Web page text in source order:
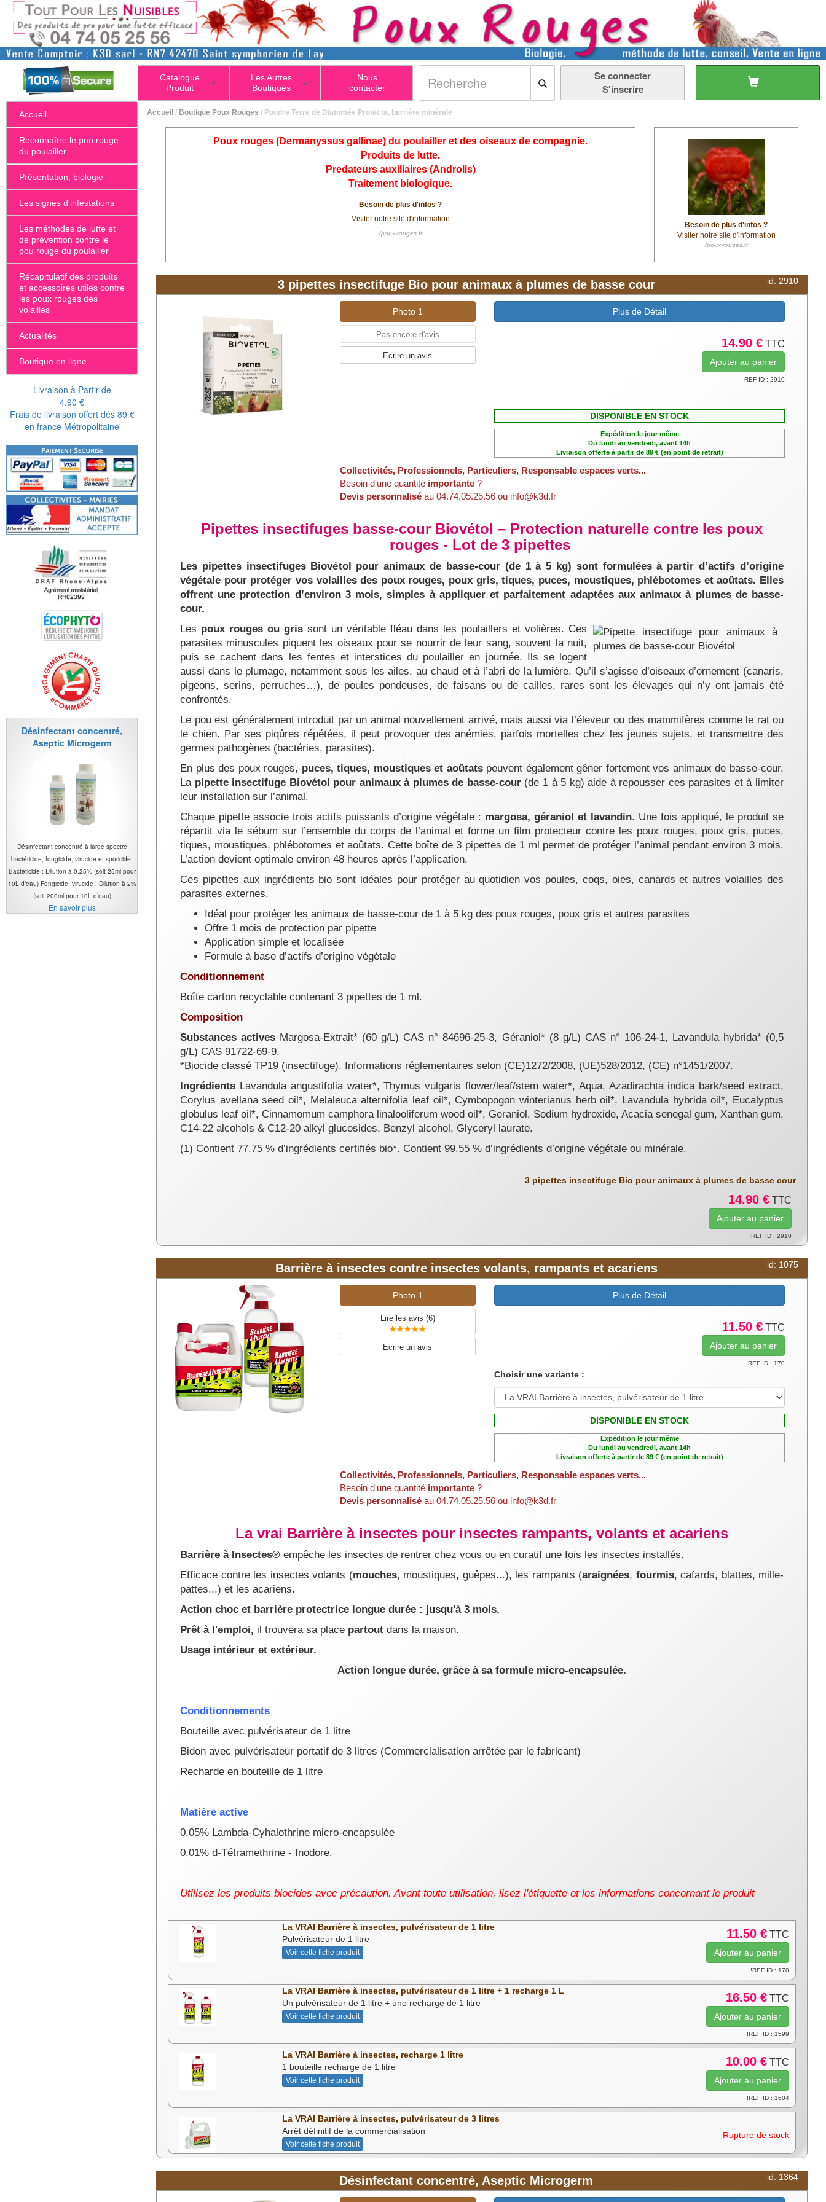
+
Catalogue
Produit
+
Les Autres
Boutiques
Nous
contacter
Se connecter
S'inscrire
Accueil
Reconnaître le pou rouge
du poulailler
Présentation, biologie
Les signes d'infestations
Les méthodes de lutte et
de prévention contre le
pou rouge du poulailler
Récapitulatif des produits
et accessoires utiles contre
les poux rouges des
volailles
Actualités
Boutique en ligne
Livraison à Partir de
4.90 €
Frais de livraison offert dés 89 €
en france Métropolitaine
Désinfectant concentré,
Aseptic Microgerm
Désinfectant concentré à large spectre
bactéricide, fongicide, virucide et sporicide.
Bactéticide : Dilution à 0.25% (soit 25ml pour
10L d’eau) Fongicide, virucide : Dilution à 2%
(soit 200ml pour 10L d’eau)
En savoir plus
Accueil / Boutique Poux Rouges / Poudre Terre de Diatomée Protecta, barrière minérale
Poux rouges (Dermanyssus gallinae) du poulailler et des oiseaux de compagnie.
Produits de lutte.
Predateurs auxiliaires (Androlis)
Traitement biologique.
Besoin de plus d'infos ?
Visiter notre site d'information
/poux-rouges.fr
Besoin de plus d'infos ?
Visiter notre site d'information
/poux-rouges.fr
id: 2910
3 pipettes insectifuge Bio pour animaux à plumes de basse cour
Photo 1
Pas encore d'avis
Ecrire un avis
Plus de Détail
14.90 € TTC
REF ID : 2910
DISPONIBLE EN STOCK
Expédition le jour même
Du lundi au vendredi, avant 14h
Livraison offerte à partir de 89 € (en point de retrait)
Collectivités, Professionnels, Particuliers, Responsable espaces verts...
Besoin d'une quantité importante?
Devis personnaliséau 04.74.05.25.56 ou info@k3d.fr
Pipettes insectifuges basse-cour Biovétol – Protection naturelle contre les poux
rouges - Lot de 3 pipettes
Les pipettes insectifuges Biovétol pour animaux de basse-cour (de 1 à 5 kg) sont formulées à partir d’actifs d’origine
végétale pour protéger vos volailles des poux rouges, poux gris, tiques, puces, moustiques, phlébotomes et aoûtats. Elles
offrent une protection d’environ 3 mois, simples à appliquer et parfaitement adaptées aux animaux à plumes de basse-
cour.
Les poux rouges ou gris sont un véritable fléau dans les poulaillers et volières. Ces
parasites minuscules piquent les oiseaux pour se nourrir de leur sang, souvent la nuit,
puis se cachent dans les fentes et interstices du poulailler en journée. Ils se logent
aussi dans le plumage, notamment sous les ailes, au chaud et à l’abri de la lumière. Qu’il s’agisse d’oiseaux d’ornement (canaris,
pigeons, serins, perruches…), de poules pondeuses, de faisans ou de cailles, rares sont les élevages qui n’y ont jamais été
confrontés.
Le pou est généralement introduit par un animal nouvellement arrivé, mais aussi via l’éleveur ou des mammifères comme le rat ou
le chien. Par ses piqûres répétées, il peut provoquer des anémies, parfois mortelles chez les jeunes sujets, et transmettre des
germes pathogènes (bactéries, parasites).
En plus des poux rouges, puces, tiques, moustiques et aoûtatspeuvent également gêner fortement vos animaux de basse-cour.
La pipette insectifuge Biovétol pour animaux à plumes de basse-cour(de 1 à 5 kg) aide à repousser ces parasites et à limiter
leur installation sur l’animal.
Chaque pipette associe trois actifs puissants d’origine végétale : margosa, géraniol et lavandin. Une fois appliqué, le produit se
répartit via le sébum sur l’ensemble du corps de l’animal et forme un film protecteur contre les poux rouges, poux gris, puces,
tiques, moustiques, phlébotomes et aoûtats. Cette boîte de 3 pipettes de 1 ml permet de protéger l’animal pendant environ 3 mois.
L’action devient optimale environ 48 heures après l’application.
Ces pipettes aux ingrédients bio sont idéales pour protéger au quotidien vos poules, coqs, oies, canards et autres volailles des
parasites externes.
Idéal pour protéger les animaux de basse-cour de 1 à 5 kg des poux rouges, poux gris et autres parasites
Offre 1 mois de protection par pipette
Application simple et localisée
Formule à base d’actifs d’origine végétale
Conditionnement
Boîte carton recyclable contenant 3 pipettes de 1 ml.
Composition
Substances actives Margosa-Extrait* (60 g/L) CAS n° 84696-25-3, Géraniol* (8 g/L) CAS n° 106-24-1, Lavandula hybrida* (0,5
g/L) CAS 91722-69-9.
*Biocide classé TP19 (insectifuge). Informations réglementaires selon (CE)1272/2008, (UE)528/2012, (CE) n°1451/2007.
Ingrédients Lavandula angustifolia water*, Thymus vulgaris flower/leaf/stem water*, Aqua, Azadirachta indica bark/seed extract,
Corylus avellana seed oil*, Melaleuca alternifolia leaf oil*, Cymbopogon winterianus herb oil*, Lavandula hybrida oil*, Eucalyptus
globulus leaf oil*, Cinnamomum camphora linalooliferum wood oil*, Geraniol, Sodium hydroxide, Acacia senegal gum, Xanthan gum,
C14-22 alcohols & C12-20 alkyl glucosides, Benzyl alcohol, Glyceryl laurate.
(1) Contient 77,75 % d’ingrédients certifiés bio*. Contient 99,55 % d’ingrédients d’origine végétale ou minérale.
3 pipettes insectifuge Bio pour animaux à plumes de basse cour
14.90 € TTC
!REF ID : 2910
id: 1075
Barrière à insectes contre insectes volants, rampants et acariens
Photo 1
Lire les avis (6)
Ecrire un avis
Plus de Détail
11.50 € TTC
REF ID : 170
Choisir une variante :
DISPONIBLE EN STOCK
Expédition le jour même
Du lundi au vendredi, avant 14h
Livraison offerte à partir de 89 € (en point de retrait)
Collectivités, Professionnels, Particuliers, Responsable espaces verts...
Besoin d'une quantité importante?
Devis personnaliséau 04.74.05.25.56 ou info@k3d.fr
La vrai Barrière à insectes pour insectes rampants, volants et acariens
Barrière à Insectes® empêche les insectes de rentrer chez vous ou en curatif une fois les insectes installés.
Efficace contre les insectes volants (mouches, moustiques, guêpes...), les rampants (araignées, fourmis, cafards, blattes, mille-
pattes...) et les acariens.
Action choc et barrière protectrice longue durée : jusqu'à 3 mois.
Prêt à l'emploi, il trouvera sa place partout dans la maison.
Usage intérieur et extérieur.
Action longue durée, grâce à sa formule micro-encapsulée.
Conditionnements
Bouteille avec pulvérisateur de 1 litre
Bidon avec pulvérisateur portatif de 3 litres (Commercialisation arrêtée par le fabricant)
Recharde en bouteille de 1 litre
Matière active
0,05% Lambda-Cyhalothrine micro-encapsulée
0,01% d-Tétramethrine - Inodore.
Utilisez les produits biocides avec précaution. Avant toute utilisation, lisez l'étiquette et les informations concernant le produit
La VRAI Barrière à insectes, pulvérisateur de 1 litre
Pulvérisateur de 1 litre
Voir cette fiche produit
11.50 € TTC
!REF ID : 170
La VRAI Barrière à insectes, pulvérisateur de 1 litre + 1 recharge 1 L
Un pulvérisateur de 1 litre + une recharge de 1 litre
Voir cette fiche produit
16.50 € TTC
!REF ID : 1599
La VRAI Barrière à insectes, recharge 1 litre
1 bouteille recharge de 1 litre
Voir cette fiche produit
10.00 € TTC
!REF ID : 1604
La VRAI Barrière à insectes, pulvérisateur de 3 litres
Arrêt définitif de la commercialisation
Voir cette fiche produit
Rupture de stock
id: 1364
Désinfectant concentré, Aseptic Microgerm